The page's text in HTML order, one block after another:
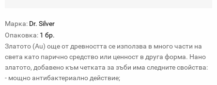
Марка: Dr. Silver
Oпаковка: 1 бр.
Златото (Au) oще от древността се използва в много части на
света като парично средство или ценност в друга форма. Нано
златото, добавено към четката за зъби има следните свойства:
- мощно антибактериално действие;